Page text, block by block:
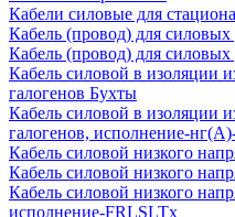
Кабели силовые для
Кабель (провод) для силовых
Кабель (провод) для
Кабель силовой в изоляции
галогенов Бухты
Кабель силовой в изоляции
галогенов, исполнение-
Кабель силовой низкого
Кабель силовой низкого
Кабель силовой низкого
исполнение-FRLSLTx